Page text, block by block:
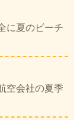
に夏のビーチ
空会社の夏季